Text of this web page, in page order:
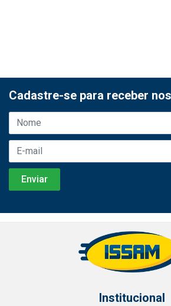
Cadastre-se para receber
Institucional